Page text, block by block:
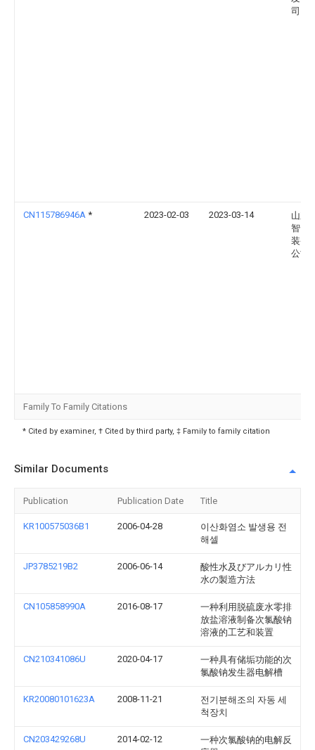
司
CN115786946A * 2023-02-03 2023-03-14
山东
智云
装备
公司
Family To Family Citations
* Cited by examiner, † Cited by third party, ‡ Family to family citation
Similar Documents
Publication Publication Date Title
KR100575036B1 2006-04-28
이산화염소 발생용 전
해셀
JP3785219B2 2006-06-14
酸性水及びアルカリ性
水の製造方法
CN105858990A 2016-08-17
一种利用脱硫废水零排
放盐溶液制备次氯酸钠
溶液的工艺和装置
CN210341086U 2020-04-17
一种具有储垢功能的次
氯酸钠发生器电解槽
KR20080101623A 2008-11-21
전기분해조의 자동 세
척장치
CN203429268U 2014-02-12
一种次氯酸钠的电解反